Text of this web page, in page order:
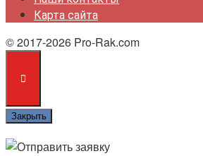
Карта сайта
© 2017-2026 Pro-Rak.com
Закрыть